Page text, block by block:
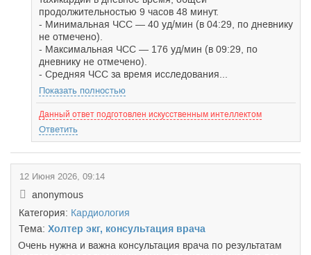
продолжительностью 9 часов 48 минут.
- Минимальная ЧСС — 40 уд/мин (в 04:29, по дневнику
не отмечено).
- Максимальная ЧСС — 176 уд/мин (в 09:29, по
дневнику не отмечено).
- Средняя ЧСС за время исследования...
Показать полностью
Данный ответ подготовлен искусственным интеллектом
Ответить
12 Июня 2026, 09:14
anonymous
Категория: Кардиология
Тема: Холтер экг, консультация врача
Очень нужна и важна консультация врача по результатам